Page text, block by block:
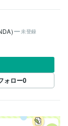
未登録
ォロー0